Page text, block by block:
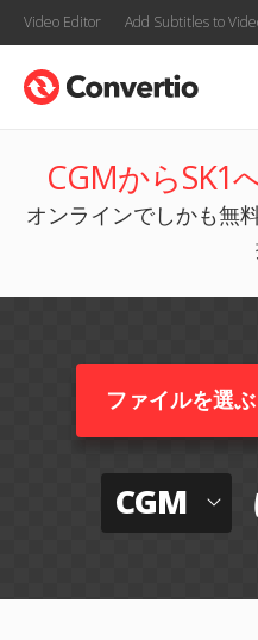
Video Editor Add Subtitles to
CGMからSK1
オンラインでしかも無
ファイルを選ぶ
CGM